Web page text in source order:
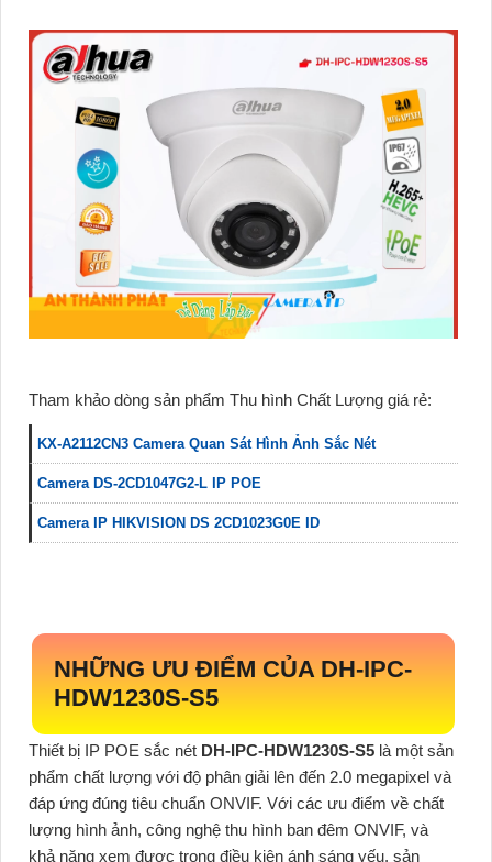
Tham khảo dòng sản phẩm Thu hình Chất Lượng giá rẻ:
KX-A2112CN3 Camera Quan Sát Hình Ảnh Sắc Nét
Camera DS-2CD1047G2-L IP POE
Camera IP HIKVISION DS 2CD1023G0E ID
NHỮNG ƯU ĐIỂM CỦA DH-IPC-
HDW1230S-S5
Thiết bị IP POE sắc nét DH-IPC-HDW1230S-S5 là một sản
phẩm chất lượng với độ phân giải lên đến 2.0 megapixel và
đáp ứng đúng tiêu chuẩn ONVIF. Với các ưu điểm về chất
lượng hình ảnh, công nghệ thu hình ban đêm ONVIF, và
khả năng xem được trong điều kiện ánh sáng yếu, sản